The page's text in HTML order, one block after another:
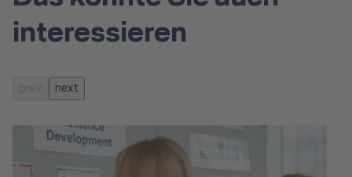
interessieren
next